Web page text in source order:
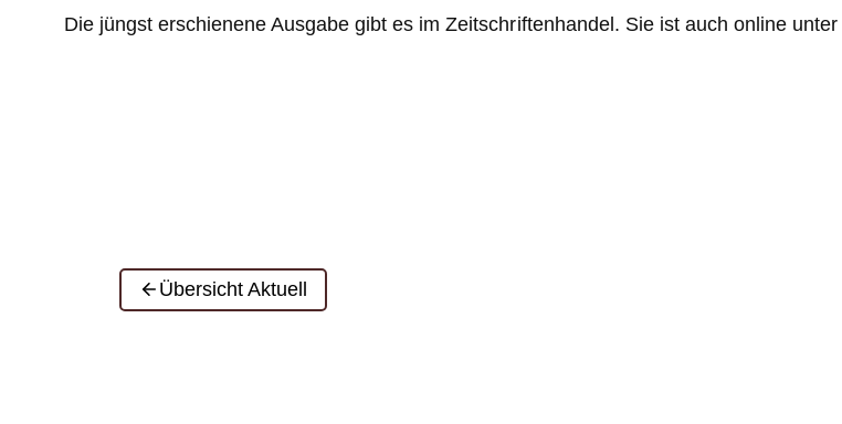
Die jüngst erschienene Ausgabe gibt es im Zeitschriftenhandel. Sie ist auch online unter
Übersicht Aktuell